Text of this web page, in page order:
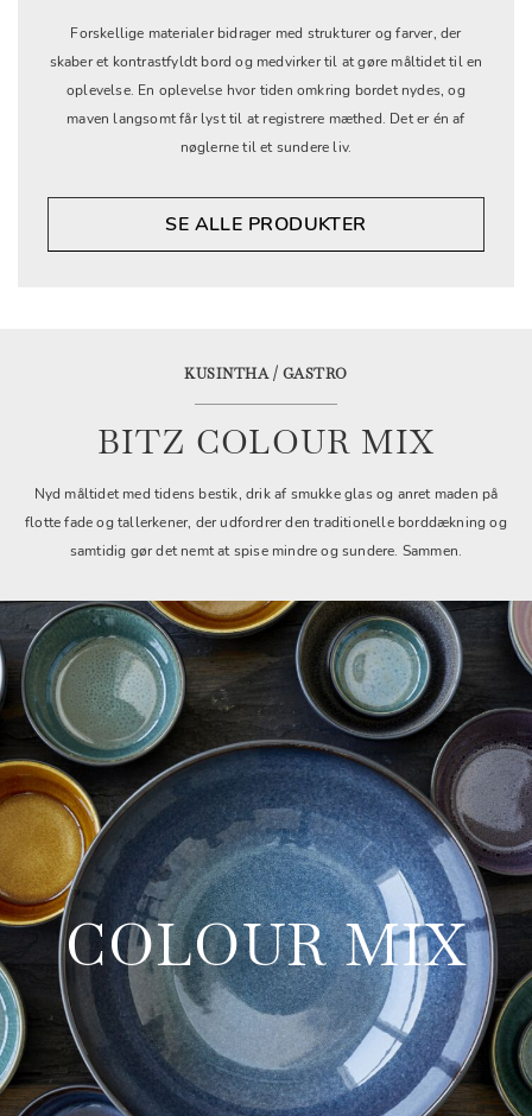
Forskellige materialer bidrager med strukturer og farver, der
skaber et kontrastfyldt bord og medvirker til at gøre måltidet til en
oplevelse. En oplevelse hvor tiden omkring bordet nydes, og
maven langsomt får lyst til at registrere mæthed. Det er én af
nøglerne til et sundere liv.
SE ALLE PRODUKTER
KUSINTHA / GASTRO
BITZ COLOUR MIX
Nyd måltidet med tidens bestik, drik af smukke glas og anret maden på
flotte fade og tallerkener, der udfordrer den traditionelle borddækning og
samtidig gør det nemt at spise mindre og sundere. Sammen.
COLOUR MIX